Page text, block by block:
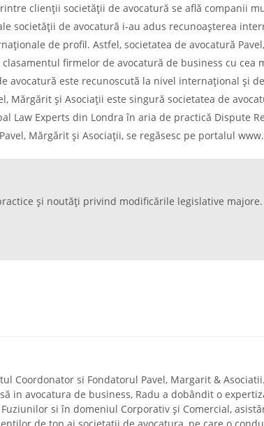
clienții societății de avocatură se află companii
societății de avocatură i-au adus recunoașterea
de profil. Astfel, societatea de avocatură
firmelor de avocatură de business cu cea
avocatură este recunoscută la nivel internațional și
Mărgărit și Asociații este singură societatea de
Law Experts din Londra în aria de practică Dispute
Mărgărit și Asociații, se regăsesc pe portalul
și noutăți privind modificările legislative majore.
Coordonator si Fondatorul Pavel, Margarit &
in avocatura de business, Radu a dobândit o
si în domeniul Corporativ și Comercial,
de top ai societatii de avocatura, pe care o